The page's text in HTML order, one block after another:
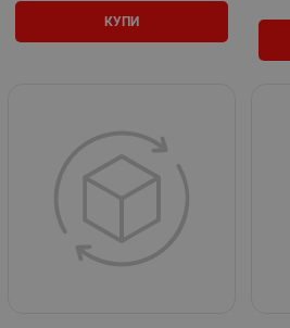
КУПИ